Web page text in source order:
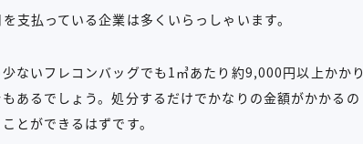
支払っている企業は多くいらっしゃいます。
ないフレコンバッグでも1㎥あたり約9,000円以上かかり
あるでしょう。処分するだけでかなりの金額がかかるの
とができるはずです。